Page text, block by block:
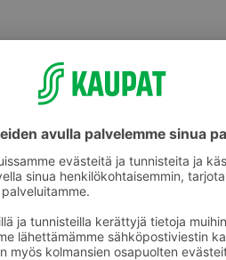
Lämminsavu- ja hiillostettu kala